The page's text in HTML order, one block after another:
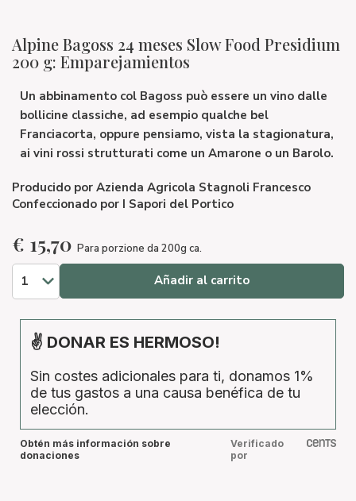
Alpine Bagoss 24 meses Slow Food Presidium
200 g: Emparejamientos
Un abbinamento col Bagoss può essere un vino dalle
bollicine classiche, ad esempio qualche bel
Franciacorta, oppure pensiamo, vista la stagionatura,
ai vini rossi strutturati come un Amarone o un Barolo.
Producido por Azienda Agricola Stagnoli Francesco
Confeccionado por I Sapori del Portico
€ 15,70 Para porzione da 200g ca.
Añadir al carrito
✌ DONAR ES HERMOSO!
Sin costes adicionales para ti, donamos 1%
de tus gastos a una causa benéfica de tu
elección.
Obtén más información sobre
donaciones
Verificado
por